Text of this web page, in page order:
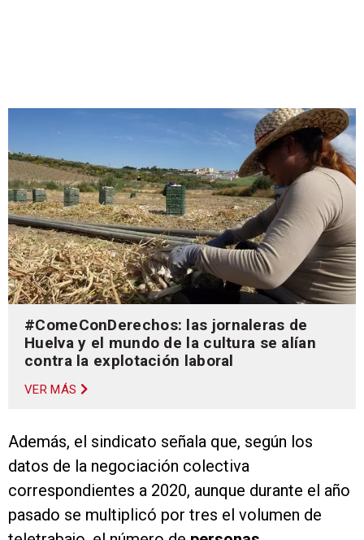
#ComeConDerechos: las jornaleras de
Huelva y el mundo de la cultura se alían
contra la explotación laboral
VER MÁS
Además, el sindicato señala que, según los
datos de la negociación colectiva
correspondientes a 2020, aunque durante el año
pasado se multiplicó por tres el volumen de